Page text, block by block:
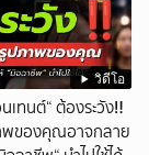
วิดีโอ
เทนต์“ ต้องระวัง‼️
ของคุณอาจกลาย